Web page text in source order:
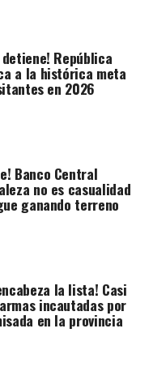
República
a la histórica meta
en 2026
Banco Central
no es casualidad
ganando terreno
la lista! Casi
incautadas por
en la provincia